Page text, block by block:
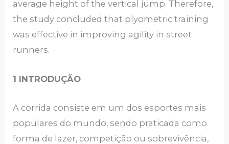
average height of the vertical jump. Therefore,
the study concluded that plyometric training
was effective in improving agility in street
runners.
1 INTRODUÇÃO
A corrida consiste em um dos esportes mais
populares do mundo, sendo praticada como
forma de lazer, competição ou sobrevivência,